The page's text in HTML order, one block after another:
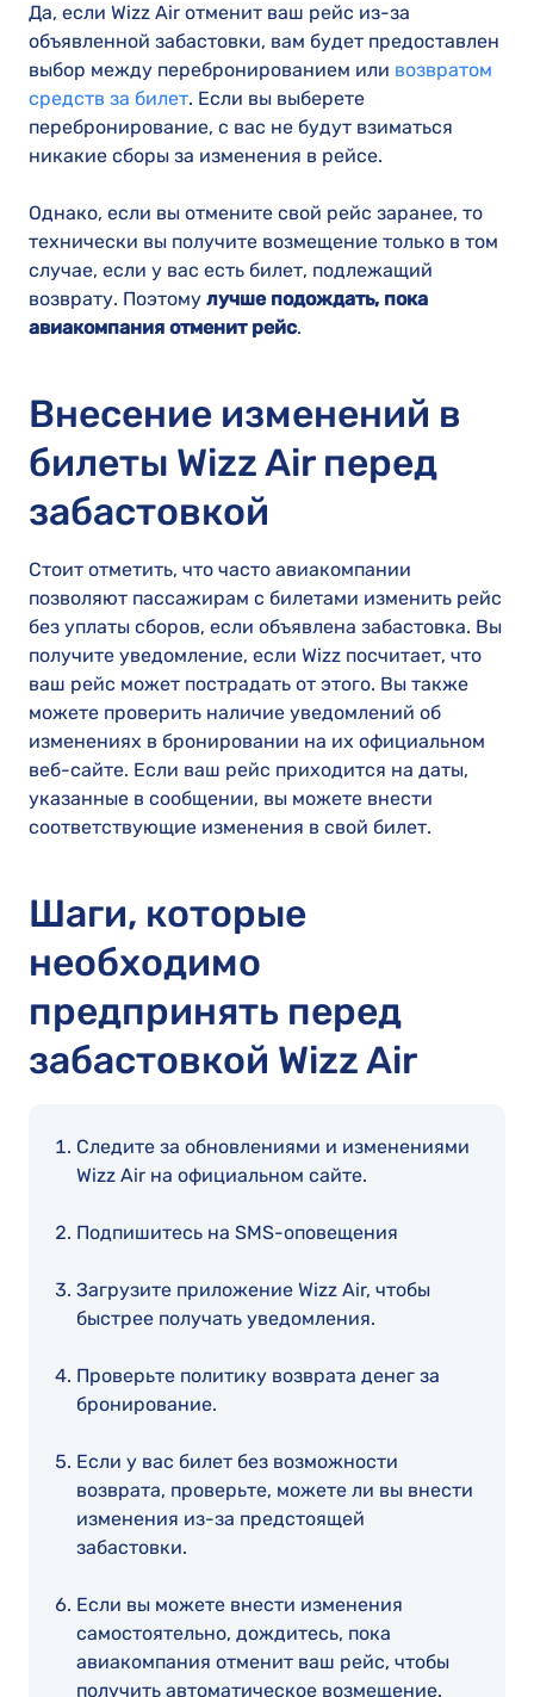
Да, если Wizz Air отменит ваш рейс из-за
объявленной забастовки, вам будет предоставлен
выбор между перебронированием или возвратом
средств за билет. Если вы выберете
перебронирование, с вас не будут взиматься
никакие сборы за изменения в рейсе.
Однако, если вы отмените свой рейс заранее, то
технически вы получите возмещение только в том
случае, если у вас есть билет, подлежащий
возврату. Поэтому лучше подождать, пока
авиакомпания отменит рейс.
Внесение изменений в
билеты Wizz Air перед
забастовкой
Стоит отметить, что часто авиакомпании
позволяют пассажирам с билетами изменить рейс
без уплаты сборов, если объявлена забастовка. Вы
получите уведомление, если Wizz посчитает, что
ваш рейс может пострадать от этого. Вы также
можете проверить наличие уведомлений об
изменениях в бронировании на их официальном
веб-сайте. Если ваш рейс приходится на даты,
указанные в сообщении, вы можете внести
соответствующие изменения в свой билет.
Шаги, которые
необходимо
предпринять перед
забастовкой Wizz Air
Следите за обновлениями и изменениями
Wizz Air на официальном сайте.
Подпишитесь на SMS-оповещения
Загрузите приложение Wizz Air, чтобы
быстрее получать уведомления.
Проверьте политику возврата денег за
бронирование.
Если у вас билет без возможности
возврата, проверьте, можете ли вы внести
изменения из-за предстоящей
забастовки.
Если вы можете внести изменения
самостоятельно, дождитесь, пока
авиакомпания отменит ваш рейс, чтобы
получить автоматическое возмещение.